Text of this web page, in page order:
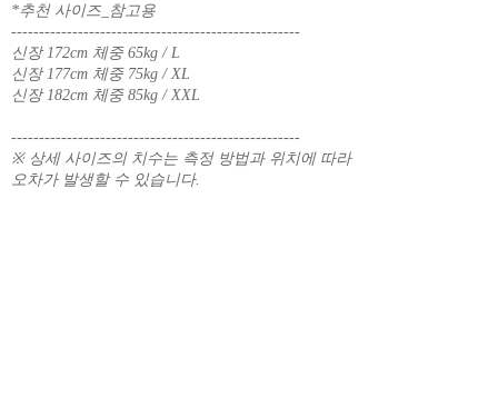
*추천 사이즈_참고용
----------------------------------------------------
신장 172cm 체중 65kg / L
신장 177cm 체중 75kg / XL
신장 182cm 체중 85kg / XXL
----------------------------------------------------
※ 상세 사이즈의 치수는 측정 방법과 위치에 따라
오차가 발생할 수 있습니다.